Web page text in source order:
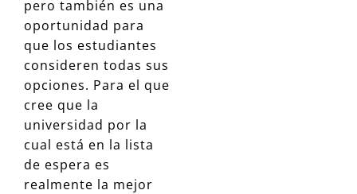
pero también es una
oportunidad para
que los estudiantes
consideren todas sus
opciones. Para el que
cree que la
universidad por la
cual está en la lista
de espera es
realmente la mejor